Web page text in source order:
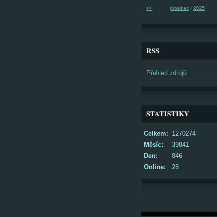
<< prosinec/ 2025
RSS
Přehled zdrojů
STATISTIKY
Online: 28
Celkem:
1270274
Měsíc:
39841
Den:
846